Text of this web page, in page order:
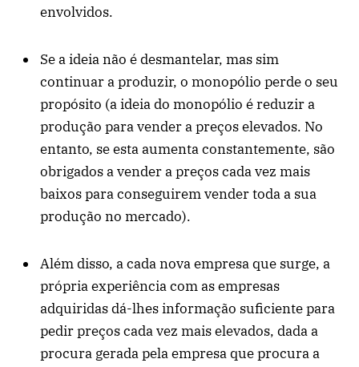
envolvidos.
Se a ideia não é desmantelar, mas sim
continuar a produzir, o monopólio perde o seu
propósito (a ideia do monopólio é reduzir a
produção para vender a preços elevados. No
entanto, se esta aumenta constantemente, são
obrigados a vender a preços cada vez mais
baixos para conseguirem vender toda a sua
produção no mercado).
Além disso, a cada nova empresa que surge, a
própria experiência com as empresas
adquiridas dá-lhes informação suficiente para
pedir preços cada vez mais elevados, dada a
procura gerada pela empresa que procura a